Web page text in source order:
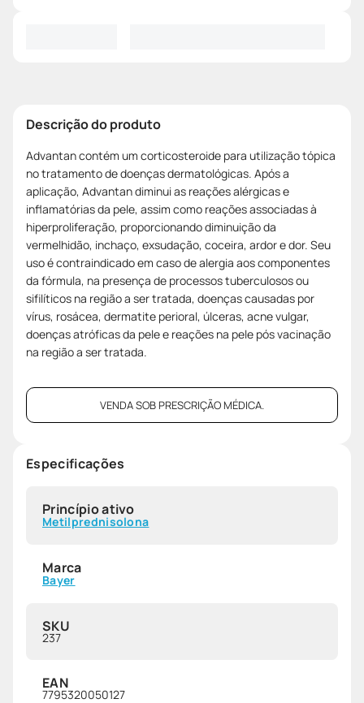
Descrição do produto
Advantan contém um corticosteroide para utilização tópica
no tratamento de doenças dermatológicas. Após a
aplicação, Advantan diminui as reações alérgicas e
inflamatórias da pele, assim como reações associadas à
hiperproliferação, proporcionando diminuição da
vermelhidão, inchaço, exsudação, coceira, ardor e dor. Seu
uso é contraindicado em caso de alergia aos componentes
da fórmula, na presença de processos tuberculosos ou
sifilíticos na região a ser tratada, doenças causadas por
vírus, rosácea, dermatite perioral, úlceras, acne vulgar,
doenças atróficas da pele e reações na pele pós vacinação
na região a ser tratada.
VENDA SOB PRESCRIÇÃO MÉDICA.
Especificações
Princípio ativo
Metilprednisolona
Marca
Bayer
SKU
237
EAN
7795320050127